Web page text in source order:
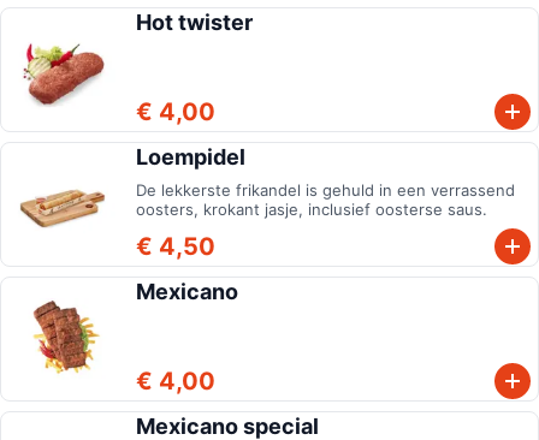
Hot twister
€ 4,00
Loempidel
De lekkerste frikandel is gehuld in een verrassend
oosters, krokant jasje, inclusief oosterse saus.
€ 4,50
Mexicano
€ 4,00
Mexicano special